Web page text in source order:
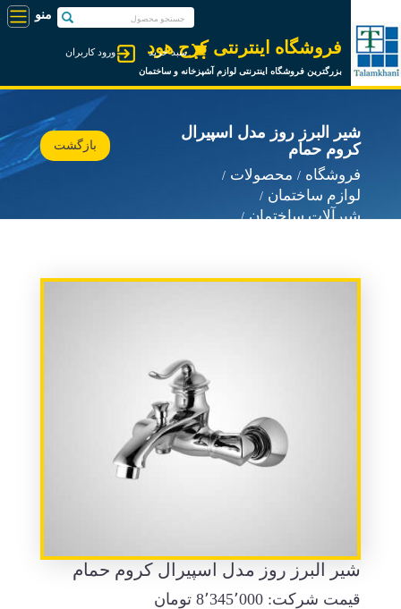
فروشگاه اینترنتی کرج هود
بزرگترین فروشگاه اینترنتی لوازم آشپزخانه و ساختمان
ورود کاربران سبد خرید
شیر البرز روز مدل اسپیرال
کروم حمام
فروشگاه
محصولات
لوازم ساختمان
شیرآلات ساختمان
بازگشت
شیر البرز روز مدل اسپیرال کروم حمام
قیمت شرکت: 8٬345٬000تومان